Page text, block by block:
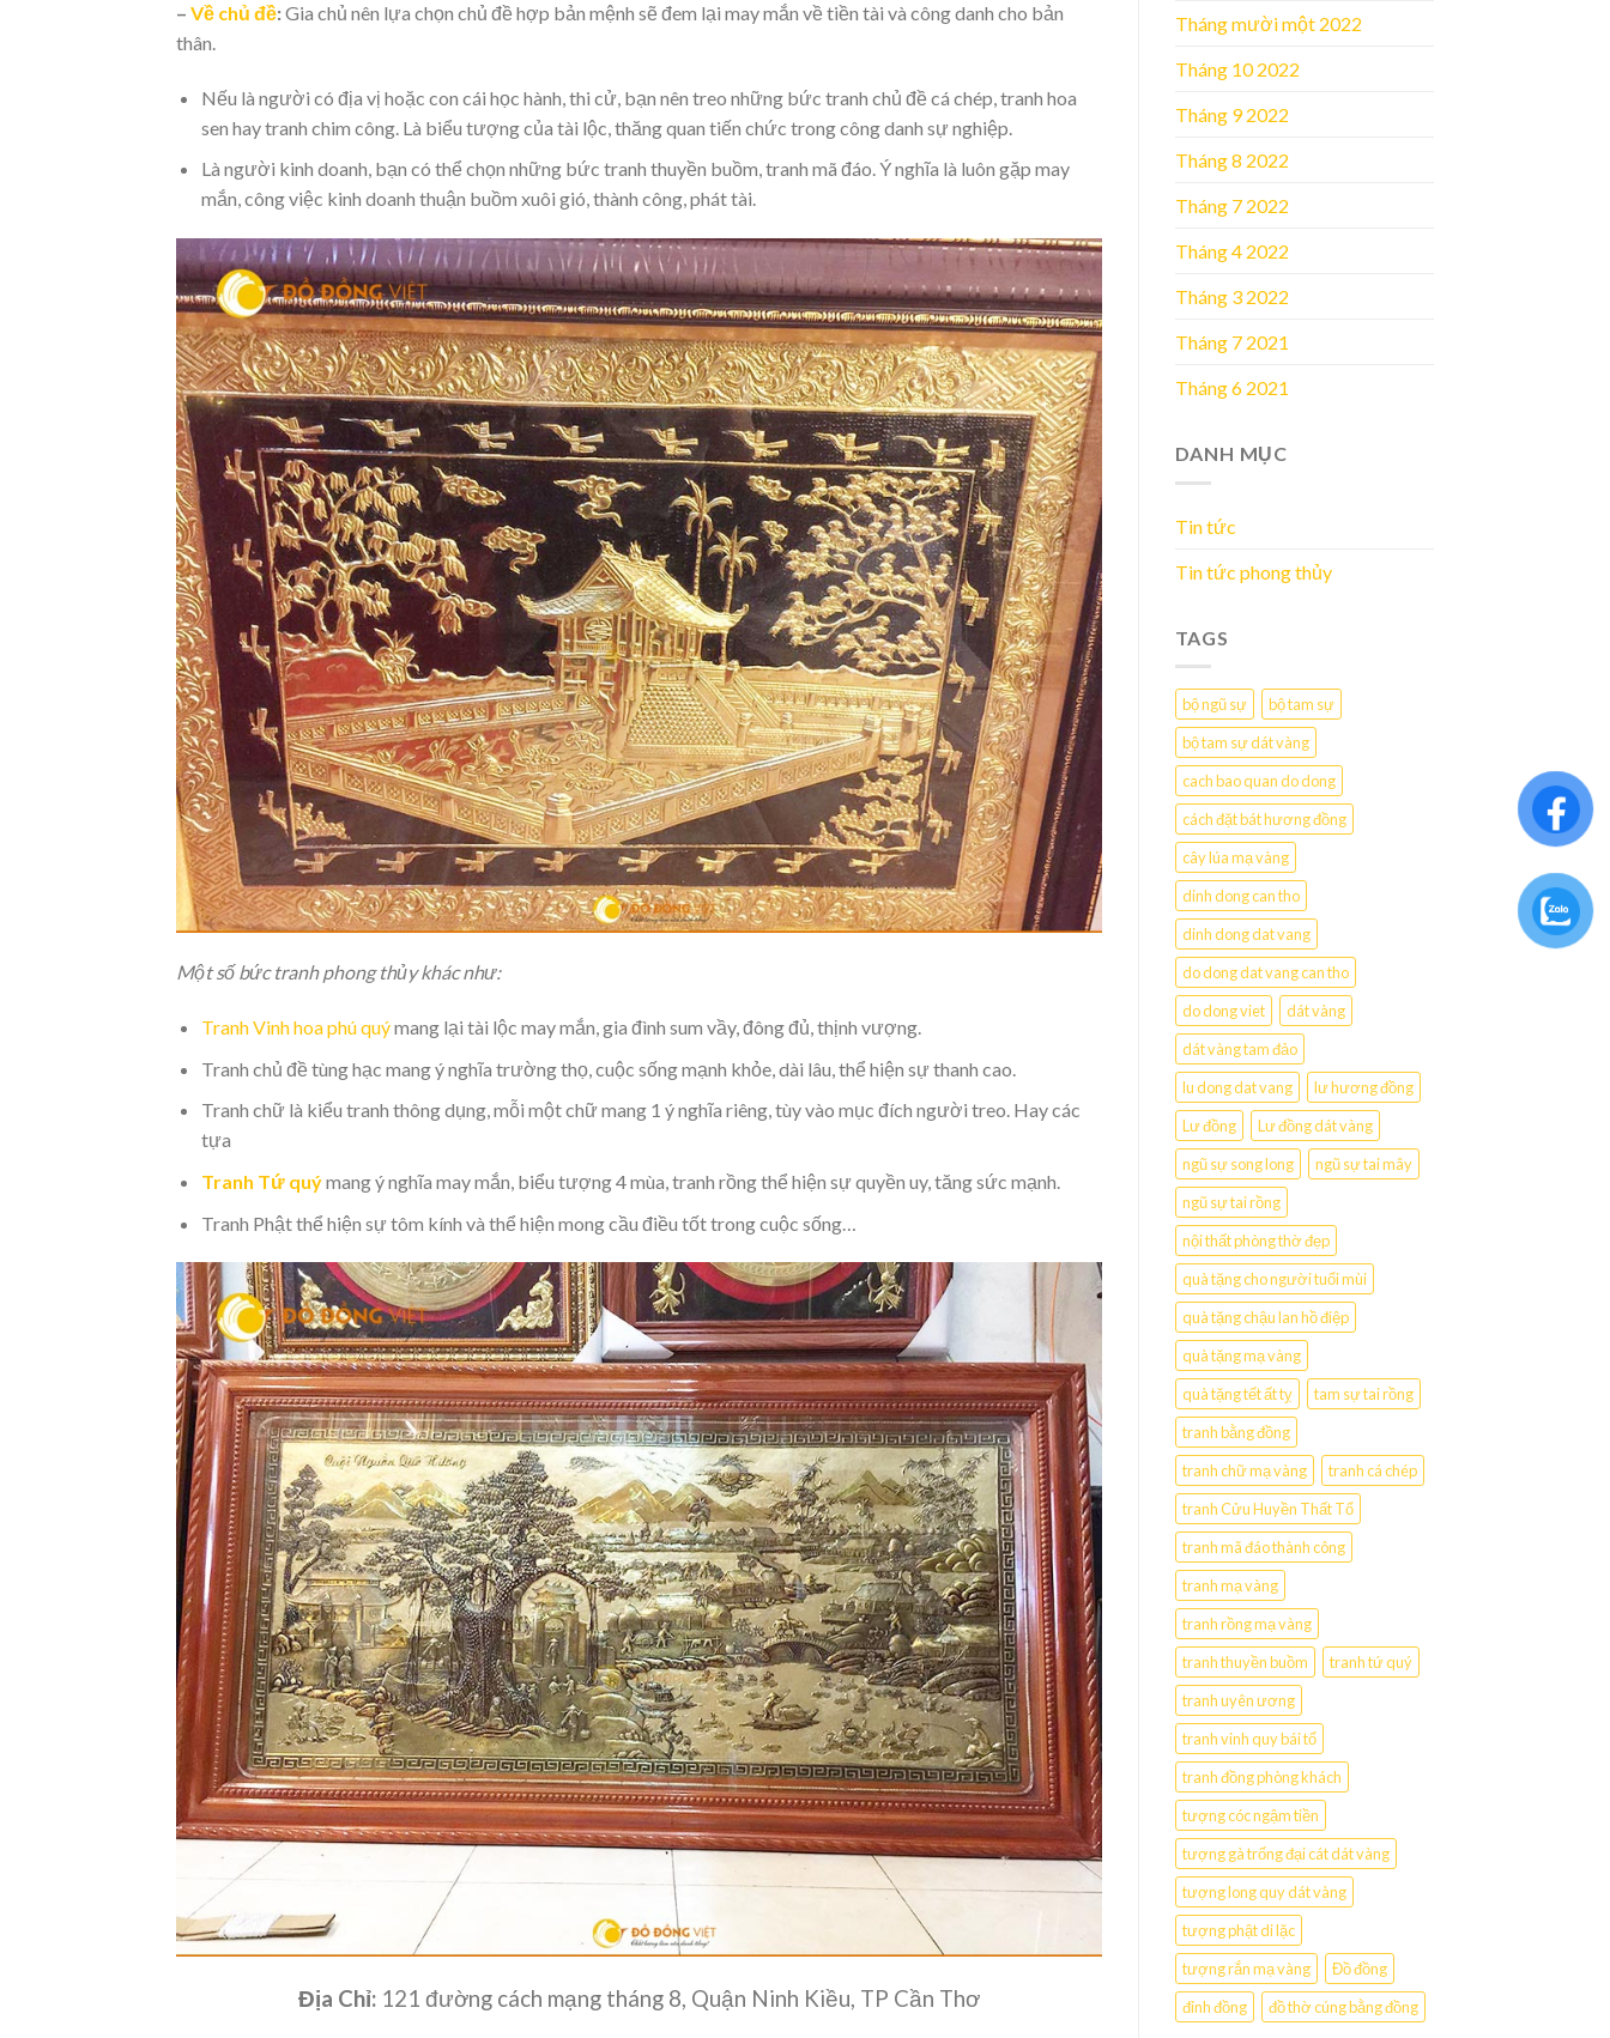
– Về chủ đề:Gia chủ nên lựa chọn chủ đề hợp bản mệnh sẽ đem lại may mắn về tiền tài và công danh cho bản
thân.
Nếu là người có địa vị hoặc con cái học hành, thi cử, bạn nên treo những bức tranh chủ đề cá chép, tranh hoa
sen hay tranh chim công. Là biểu tượng của tài lộc, thăng quan tiến chức trong công danh sự nghiệp.
Là người kinh doanh, bạn có thể chọn những bức tranh thuyền buồm, tranh mã đáo. Ý nghĩa là luôn gặp may
mắn, công việc kinh doanh thuận buồm xuôi gió, thành công, phát tài.
Một số bức tranh phong thủy khác như:
Tranh Vinh hoa phú quýmang lại tài lộc may mắn, gia đình sum vầy, đông đủ, thịnh vượng.
Tranh chủ đề tùng hạc mang ý nghĩa trường thọ, cuộc sống mạnh khỏe, dài lâu, thể hiện sự thanh cao.
Tranh chữ là kiểu tranh thông dụng, mỗi một chữ mang 1 ý nghĩa riêng, tùy vào mục đích người treo. Hay các
tựa
Tranh Tứ quýmang ý nghĩa may mắn, biểu tượng 4 mùa, tranh rồng thể hiện sự quyền uy, tăng sức mạnh.
Tranh Phật thể hiện sự tôm kính và thể hiện mong cầu điều tốt trong cuộc sống…
Địa Chỉ:121 đường cách mạng tháng 8, Quận Ninh Kiều, TP Cần Thơ
Tháng mười một 2022
Tháng 10 2022
Tháng 9 2022
Tháng 8 2022
Tháng 7 2022
Tháng 4 2022
Tháng 3 2022
Tháng 7 2021
Tháng 6 2021
DANH MỤC
Tin tức
Tin tức phong thủy
TAGS
bộ ngũ sự
bộ tam sự
bộ tam sự dát vàng
cach bao quan do dong
cách đặt bát hương đồng
cây lúa mạ vàng
dinh dong can tho
dinh dong dat vang
do dong dat vang can tho
do dong viet
dát vàng
dát vàng tam đảo
lu dong dat vang
lư hương đồng
Lư đồng
Lư đồng dát vàng
ngũ sự song long
ngũ sự tai mây
ngũ sự tai rồng
nội thất phòng thờ đẹp
quà tặng cho người tuổi mùi
quà tặng chậu lan hồ điệp
quà tặng mạ vàng
quà tặng tết ất tỵ
tam sự tai rồng
tranh bằng đồng
tranh chữ mạ vàng
tranh cá chép
tranh Cửu Huyền Thất Tổ
tranh mã đáo thành công
tranh mạ vàng
tranh rồng mạ vàng
tranh thuyền buồm
tranh tứ quý
tranh uyên ương
tranh vinh quy bái tổ
tranh đồng phòng khách
tượng cóc ngậm tiền
tượng gà trống đại cát dát vàng
tượng long quy dát vàng
tượng phật di lặc
tượng rắn mạ vàng
Đồ đồng
đỉnh đồng
đồ thờ cúng bằng đồng